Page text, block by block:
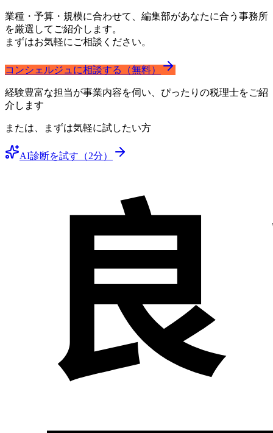
業種・予算・規模に合わせて、編集部があなたに合う事務所
を厳選してご紹介します。
まずはお気軽にご相談ください。
コンシェルジュに相談する（無料）
経験豊富な担当が事業内容を伺い、ぴったりの税理士をご紹
介します
または、まずは気軽に試したい方
AI診断を試す（2分）